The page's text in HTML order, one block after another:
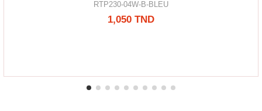
RTP230-04W-B-BLEU
1,050 TND